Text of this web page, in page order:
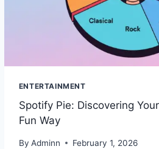
ENTERTAINMENT
Spotify Pie: Discovering
Fun Way
By Adminn February 1, 2026